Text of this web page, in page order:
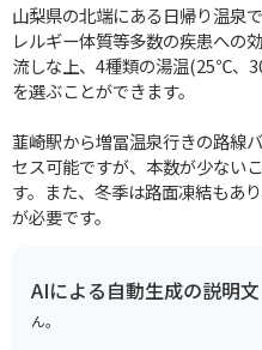
山梨県の北端にある日帰り温泉
レルギー体質等多数の疾患への
流しな上、4種類の湯温(25℃
を選ぶことができます。
韮崎駅から増冨温泉行きの路線
セス可能ですが、本数が少ない
す。また、冬季は路面凍結もあ
が必要です。
AIによる自動生成の説明文
ん。